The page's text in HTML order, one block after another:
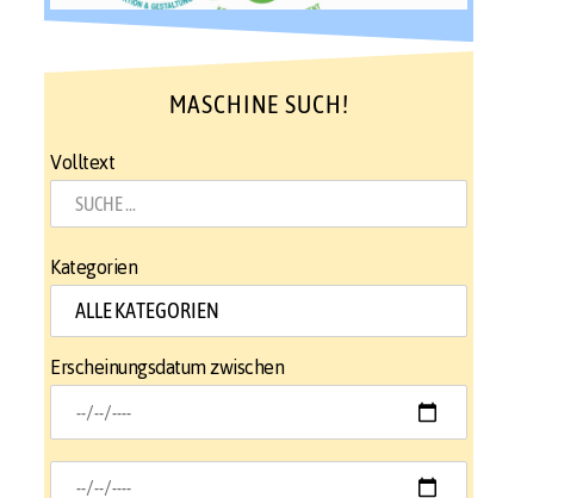
MASCHINE SUCH!
Volltext
Kategorien
Erscheinungsdatum zwischen